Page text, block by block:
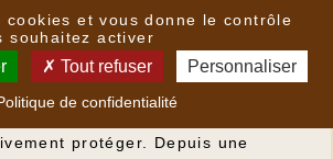
un patrimoine culturel précieux
protéger. Depuis une
et vous donne le contrôle
souhaitez activer
Tout refuser Personnaliser
de confidentialité